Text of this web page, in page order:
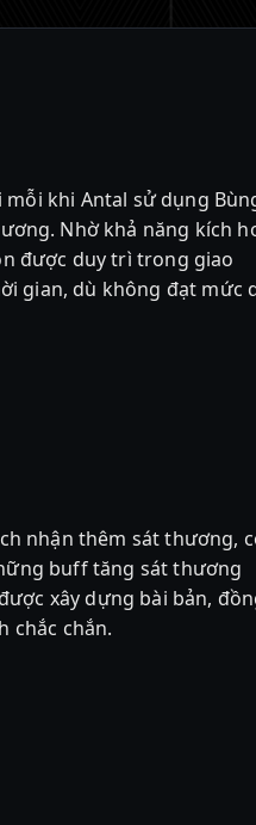
khi Antal sử dụng
Nhờ khả năng kích
được duy trì trong giao
gian, dù không đạt mức
nhận thêm sát thương,
buff tăng sát thương
xây dựng bài bản,
chắc chắn.